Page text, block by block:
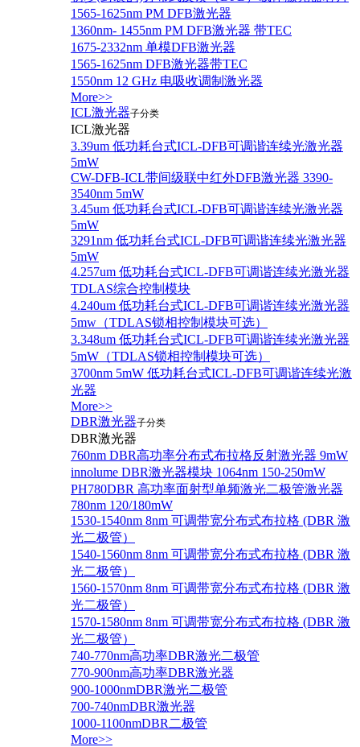
1565-1625nm PM DFB激光器
1360nm- 1455nm PM DFB激光器 带TEC
1675-2332nm 单模DFB激光器
1565-1625nm DFB激光器带TEC
1550nm 12 GHz 电吸收调制激光器
More>>
ICL激光器子分类
ICL激光器
3.39um 低功耗台式ICL-DFB可调谐连续光激光器
5mW
CW-DFB-ICL带间级联中红外DFB激光器 3390-
3540nm 5mW
3.45um 低功耗台式ICL-DFB可调谐连续光激光器
5mW
3291nm 低功耗台式ICL-DFB可调谐连续光激光器
5mW
4.257um 低功耗台式ICL-DFB可调谐连续光激光器
TDLAS综合控制模块
4.240um 低功耗台式ICL-DFB可调谐连续光激光器
5mw（TDLAS锁相控制模块可选）
3.348um 低功耗台式ICL-DFB可调谐连续光激光器
5mW（TDLAS锁相控制模块可选）
3700nm 5mW 低功耗台式ICL-DFB可调谐连续光激
光器
More>>
DBR激光器子分类
DBR激光器
760nm DBR高功率分布式布拉格反射激光器 9mW
innolume DBR激光器模块 1064nm 150-250mW
PH780DBR 高功率面射型单频激光二极管激光器
780nm 120/180mW
1530-1540nm 8nm 可调带宽分布式布拉格 (DBR 激
光二极管）
1540-1560nm 8nm 可调带宽分布式布拉格 (DBR 激
光二极管）
1560-1570nm 8nm 可调带宽分布式布拉格 (DBR 激
光二极管）
1570-1580nm 8nm 可调带宽分布式布拉格 (DBR 激
光二极管）
740-770nm高功率DBR激光二极管
770-900nm高功率DBR激光器
900-1000nmDBR激光二极管
700-740nmDBR激光器
1000-1100nmDBR二极管
More>>